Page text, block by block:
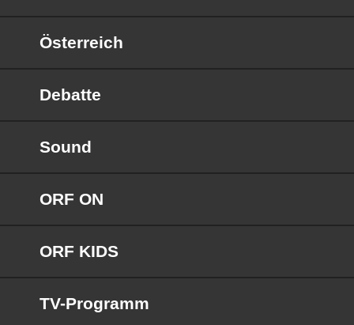
Österreich
Debatte
Sound
ORF ON
ORF KIDS
TV-Programm